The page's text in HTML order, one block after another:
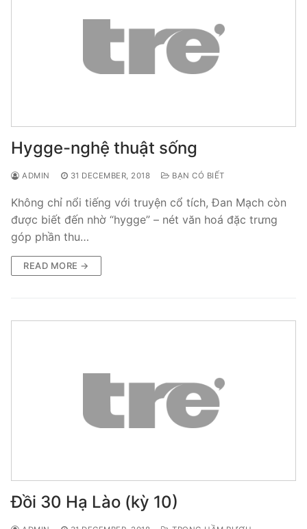
Hygge-nghệ thuật sống
ADMIN 31 DECEMBER, 2018 BẠN CÓ BIẾT
Không chỉ nổi tiếng với truyện cổ tích, Ðan Mạch còn
được biết đến nhờ “hygge” – nét văn hoá đặc trưng
góp phần thu…
READ MORE →
Đồi 30 Hạ Lào (kỳ 10)